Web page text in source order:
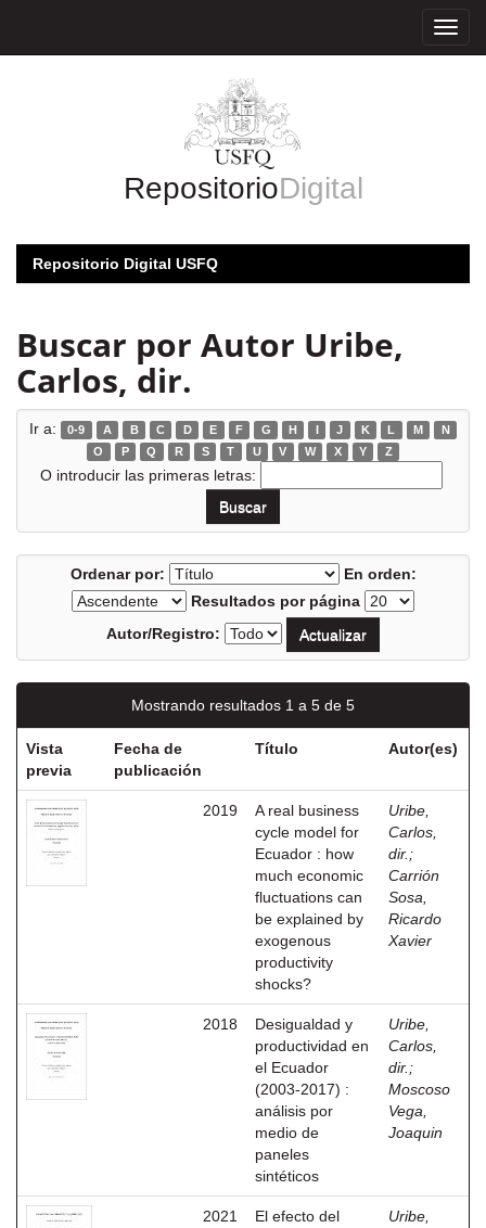
RepositorioDigital
Repositorio Digital USFQ
Buscar por Autor Uribe,
Carlos, dir.
Ir a: 0-9 A B C D E F G H I J K L M
N
O
P Q R S T U V W X Y Z
O introducir las primeras letras:
Ordenar por:
En orden:
Resultados por página
Autor/Registro:
Mostrando resultados 1 a 5 de 5
Vista
previa
Fecha de
publicación
Título Autor(es)
2019
A real business
cycle model for
Ecuador : how
much economic
fluctuations can
be explained by
exogenous
productivity
shocks?
Uribe,
Carlos,
dir. ;
Carrión
Sosa,
Ricardo
Xavier
2018
Desigualdad y
productividad en
el Ecuador
(2003-2017) :
análisis por
medio de
paneles
sintéticos
Uribe,
Carlos,
dir. ;
Moscoso
Vega,
Joaquin
2021
El efecto del
Uribe,